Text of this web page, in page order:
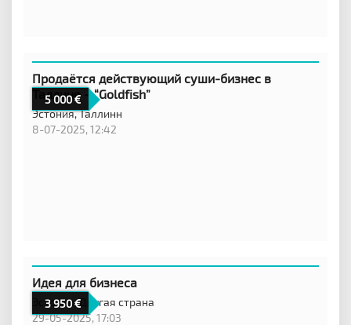
5 000
Продаётся действующий суши-бизнес в
Таллине – “Goldfish”
Эстония,Таллинн
8-07-2025, 12:42
3 950
Идея для бизнеса
Эстония,Другая страна
29-05-2025, 17:03